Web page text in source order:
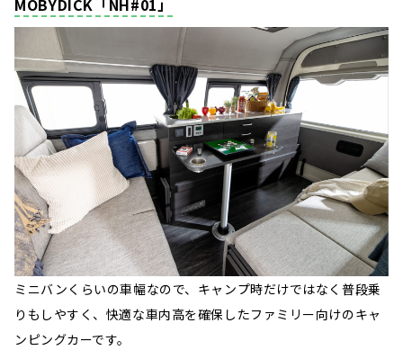
MOBYDICK「NH#01」
ミニバンくらいの車幅なので、キャンプ時だけではなく普段乗
りもしやすく、快適な車内高を確保したファミリー向けのキャ
ンピングカーです。